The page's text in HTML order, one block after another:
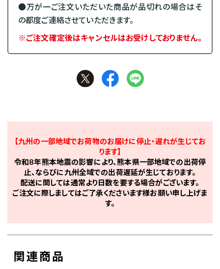
●万が一ご注文いただいた商品が品切れの場合はそ
の都度ご連絡させていただきます。
※ご注文確定後はキャンセルはお受けしておりません。
【九州の一部地域でお荷物のお届けに停止・遅れが生じてお
ります】
令和8年熊本地震の影響により、熊本県一部地域での出荷停
止、ならびに九州全域での出荷遅延が生じております。
配送に関しては通常より日数を要する場合がございます。
ご注文に際しましてはご了承くださいます様お願い申し上げま
す。
関連商品